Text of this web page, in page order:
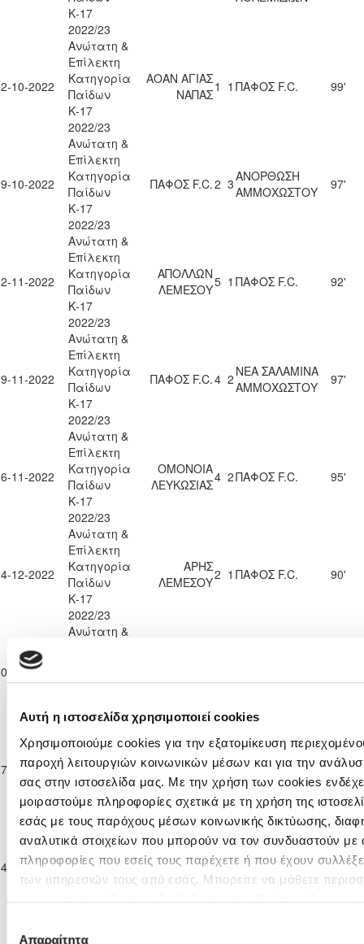
Αυτή η ιστοσελίδα χρησιμοποιεί cookies
Χρησιμοποιούμε cookies για την εξατομίκευση
παροχή λειτουργιών κοινωνικών μέσων και για την
σας στην ιστοσελίδα μας. Με την χρήση των cookies
μοιραστούμε πληροφορίες σχετικά με τη χρήση της
εσάς με τους παρόχους μέσων κοινωνικής δικτύωσης,
αναλυτικά στοιχείων που μπορούν να τον συνδυαστούν με
πληροφορίες που εσείς τους παρέχετε ή που έχουν
των υπηρεσιών τους από εσάς. Μπορείτε να μάθετε
Απαραίτητα
Κ-17
2022/23
10-2022
Ανώτατη &
Επίλεκτη
Κατηγορία
Παίδων
Κ-17
2022/23
ΑΟΑΝ ΑΓΙΑΣ
ΝΑΠΑΣ1 1 ΠΑΦΟΣ F.C. 99'
10-2022
Ανώτατη &
Επίλεκτη
Κατηγορία
Παίδων
Κ-17
2022/23
ΠΑΦΟΣ F.C.2 3ΑΝΟΡΘΩΣΗ
ΑΜΜΟΧΩΣΤΟΥ
97'
11-2022
Ανώτατη &
Επίλεκτη
Κατηγορία
Παίδων
Κ-17
2022/23
ΑΠΟΛΛΩΝ
ΛΕΜΕΣΟΥ5 1 ΠΑΦΟΣ F.C. 92'
11-2022
Ανώτατη &
Επίλεκτη
Κατηγορία
Παίδων
Κ-17
2022/23
ΠΑΦΟΣ F.C.4 2 ΝΕΑ ΣΑΛΑΜΙΝΑ
ΑΜΜΟΧΩΣΤΟΥ
97'
11-2022
Ανώτατη &
Επίλεκτη
Κατηγορία
Παίδων
Κ-17
2022/23
ΟΜΟΝΟΙΑ
ΛΕΥΚΩΣΙΑΣ4 2ΠΑΦΟΣ F.C. 95'
12-2022
Ανώτατη &
Επίλεκτη
Κατηγορία
Παίδων
Κ-17
2022/23
ΑΡΗΣ
ΛΕΜΕΣΟΥ2 1 ΠΑΦΟΣ F.C. 90'
12-2022
Ανώτατη &
Παίδων
2022/23
12-2022
Επίλεκτη
Κατηγορία
Παίδων
Κ-17
2022/23
ΠΑΦΟΣ F.C. 5 1ΑΟΑΝ ΑΓΙΑΣ
ΝΑΠΑΣ
90'
01-2023
Ανώτατη &
Επίλεκτη
Κατηγορία
Παίδων
Κ-17
ΠΑΦΟΣ F.C.9 6 ΝΕΑ ΣΑΛΑΜΙΝΑ
ΑΜΜΟΧΩΣΤΟΥ
90'
Επίλεκτη